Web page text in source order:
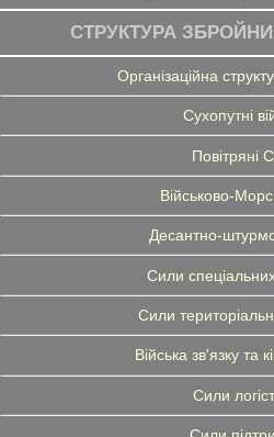
СТРУКТУРА
Організаційна
Сухопутні
Повітряні
Військово-
Десантно-
Сили
Сили
Війська зв'язку та
Сили